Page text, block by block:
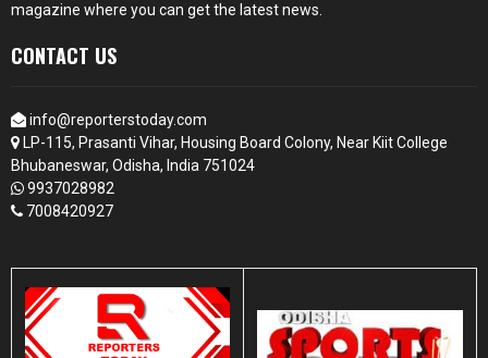
magazine where you can get the latest news.
CONTACT US
info@reporterstoday.com
LP-115, Prasanti Vihar, Housing Board Colony, Near Kiit College
Bhubaneswar, Odisha, India 751024
9937028982
7008420927